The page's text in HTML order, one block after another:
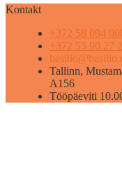
Kontakt
+372 58 094
+372 55 90 27
Tallinn,
A156
Tööpäeviti